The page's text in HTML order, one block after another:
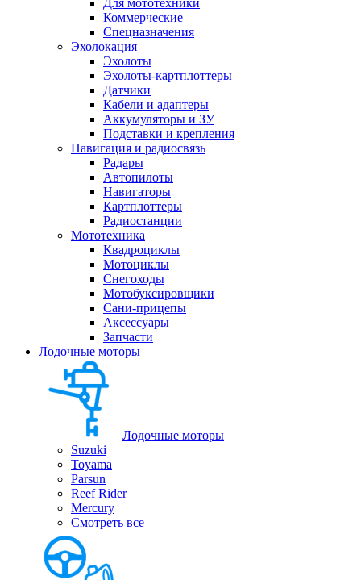
Для мототехники
Коммерческие
Спецназначения
Эхолокация
Эхолоты
Эхолоты-картплоттеры
Датчики
Кабели и адаптеры
Аккумуляторы и ЗУ
Подставки и крепления
Навигация и радиосвязь
Радары
Автопилоты
Навигаторы
Картплоттеры
Радиостанции
Мототехника
Квадроциклы
Мотоциклы
Снегоходы
Мотобуксировщики
Сани-прицепы
Аксессуары
Запчасти
Лодочные моторы
Лодочные моторы
Suzuki
Toyama
Parsun
Reef Rider
Mercury
Смотреть все